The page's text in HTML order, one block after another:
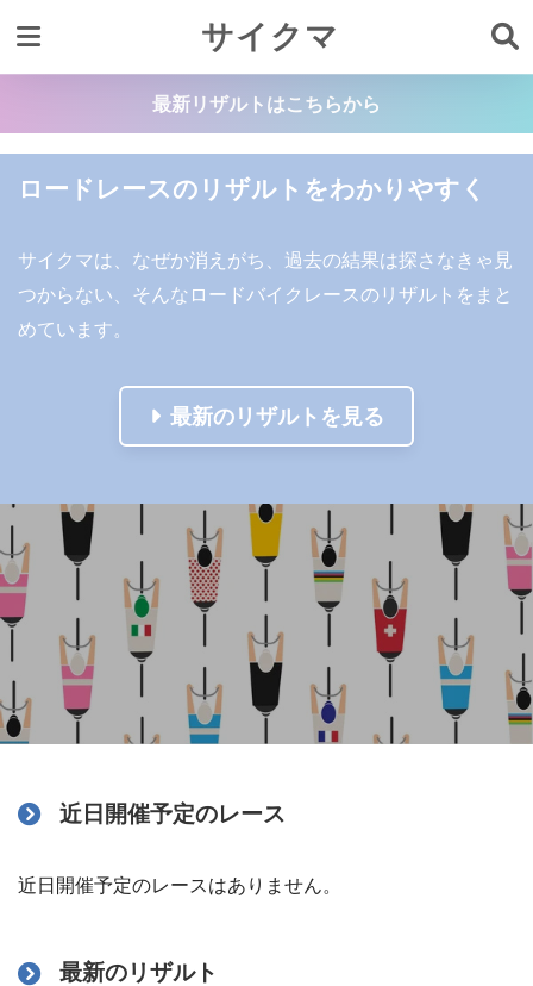
サイクマ
最新リザルトはこちらから
ロードレースのリザルトをわかりやすく
サイクマは、なぜか消えがち、過去の結果は探さなきゃ見
つからない、そんなロードバイクレースのリザルトをまと
めています。
最新のリザルトを見る
近日開催予定のレース
近日開催予定のレースはありません。
最新のリザルト